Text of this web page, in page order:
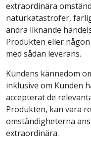
extraordinära
naturkatastrofer,
andra liknande
Produkten eller
med sådan leverans.
Kundens kännedom
inklusive om Kunden
accepterat de
Produkten, kan vara
omständigheterna
extraordinära.